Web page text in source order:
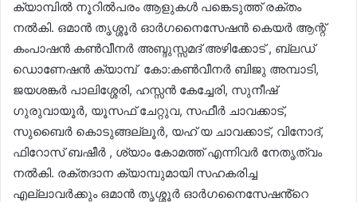
ക്യാമ്പില്‍ നൂറില്‍പരം ആളുകള്‍ പങ്കെടുത്ത് രക്തം
നല്‍കി. ഒമാന്‍ തൃശ്ശൂര്‍ ഓര്‍ഗനൈസേഷന്‍ കെയര്‍ ആന്റ്
കംപാഷന്‍ കണ്‍വീനര്‍ അബ്ദുസ്സമദ് അഴിക്കോട് , ബ്ലഡ്
ഡൊണേഷൻ ക്യാമ്പ് കോ:കൺവീനർ ബിജു അമ്പാടി,
ജയശങ്കര്‍ പാലിശ്ശേരി, ഹസ്സന്‍ കേച്ചേരി, സുനീഷ്
ഗുരുവായൂര്‍, യൂസഫ് ചേറ്റുവ, സഫീര്‍ ചാവക്കാട്,
സുബൈര്‍ കൊടുങ്ങല്ലൂര്‍, യഹ് യ ചാവക്കാട്, വിനോദ്,
ഫിറോസ് ബഷീർ , ശ്യാം കോമത്ത് എന്നിവര്‍ നേതൃത്വം
നല്‍കി. രക്തദാന ക്യാമ്പുമായി സഹകരിച്ച
എല്ലാവർക്കും ഒമാൻ തൃശ്ശൂർ ഓർഗനൈസേഷൻ്റെ